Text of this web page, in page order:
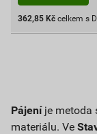
362,85 Kč celkem s
Pájeníje metoda
materiálu. Ve